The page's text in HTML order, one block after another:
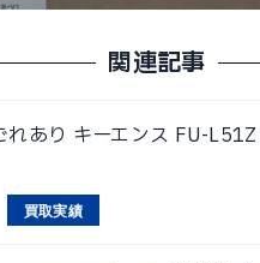
関連記事
れあり キーエンス FU-
買取実績